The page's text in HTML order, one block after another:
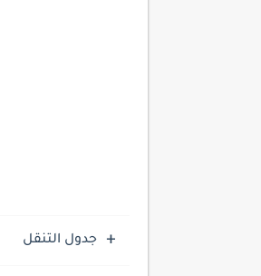
جدول التنقل